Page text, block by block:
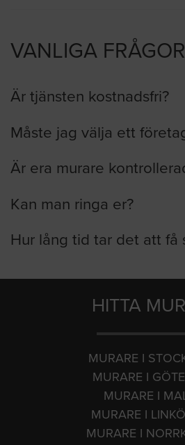
VANLIGA FRÅGOR
Är tjänsten kostnadsfri?
Måste jag välja ett
Är era murare
Kan man ringa er?
Hur lång tid tar det att få
HITTA
MURARE I
MURARE I
MURARE I
MURARE I
MURARE I